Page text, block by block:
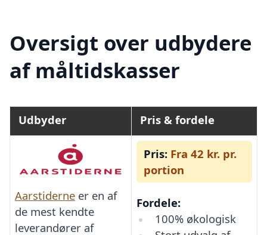
Oversigt over udbydere
af måltidskasser
Udbyder Pris & fordele
Aarstiderne er en af
de mest kendte
leverandører af
Pris: Fra 42 kr. pr.
portion
Fordele:
100% økologisk